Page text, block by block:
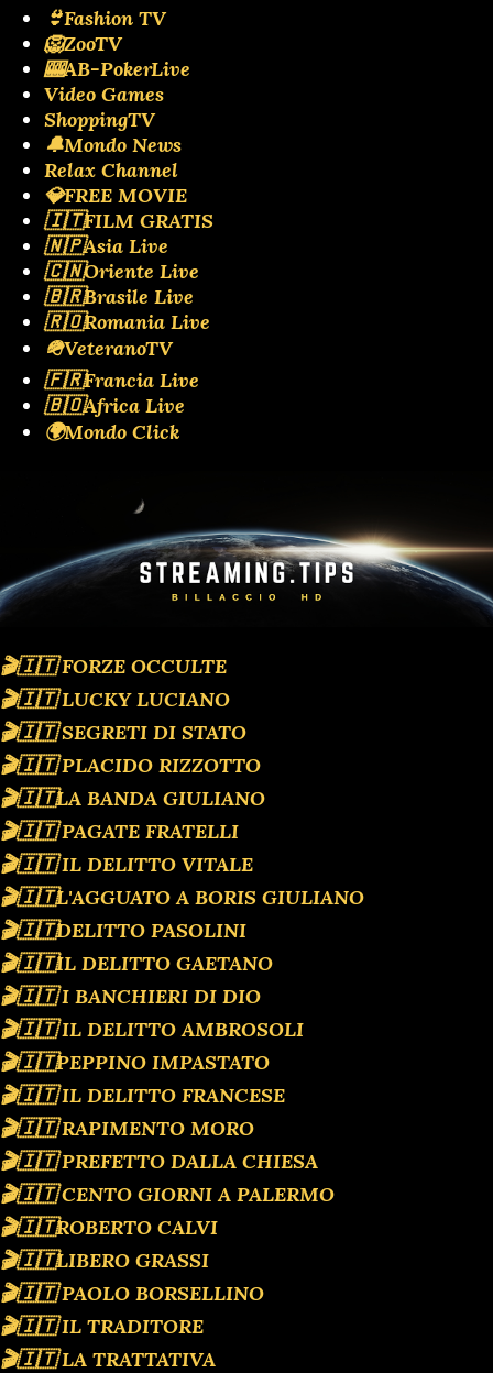
👙Fashion TV
🦁ZooTV
🎰AB-PokerLive
Video Games
ShoppingTV
🔔Mondo News
Relax Channel
💎FREE MOVIE
🇮🇹FILM GRATIS
🇳🇵Asia Live
🇨🇳Oriente Live
🇧🇷Brasile Live
🇷🇴Romania Live
🪖VeteranoTV
🇫🇷Francia Live
🇧🇴Africa Live
🌍Mondo Click
🎬🇮🇹 FORZE OCCULTE
🎬🇮🇹 LUCKY LUCIANO
🎬🇮🇹 SEGRETI DI STATO
🎬🇮🇹 PLACIDO RIZZOTTO
🎬🇮🇹LA BANDA GIULIANO
🎬🇮🇹 PAGATE FRATELLI
🎬🇮🇹 IL DELITTO VITALE
🎬🇮🇹L'AGGUATO A BORIS GIULIANO
🎬🇮🇹DELITTO PASOLINI
🎬🇮🇹IL DELITTO GAETANO
🎬🇮🇹 I BANCHIERI DI DIO
🎬🇮🇹 IL DELITTO AMBROSOLI
🎬🇮🇹PEPPINO IMPASTATO
🎬🇮🇹 IL DELITTO FRANCESE
🎬🇮🇹 RAPIMENTO MORO
🎬🇮🇹 PREFETTO DALLA CHIESA
🎬🇮🇹 CENTO GIORNI A PALERMO
🎬🇮🇹ROBERTO CALVI
🎬🇮🇹LIBERO GRASSI
🎬🇮🇹 PAOLO BORSELLINO
🎬🇮🇹 IL TRADITORE
🎬🇮🇹 LA TRATTATIVA